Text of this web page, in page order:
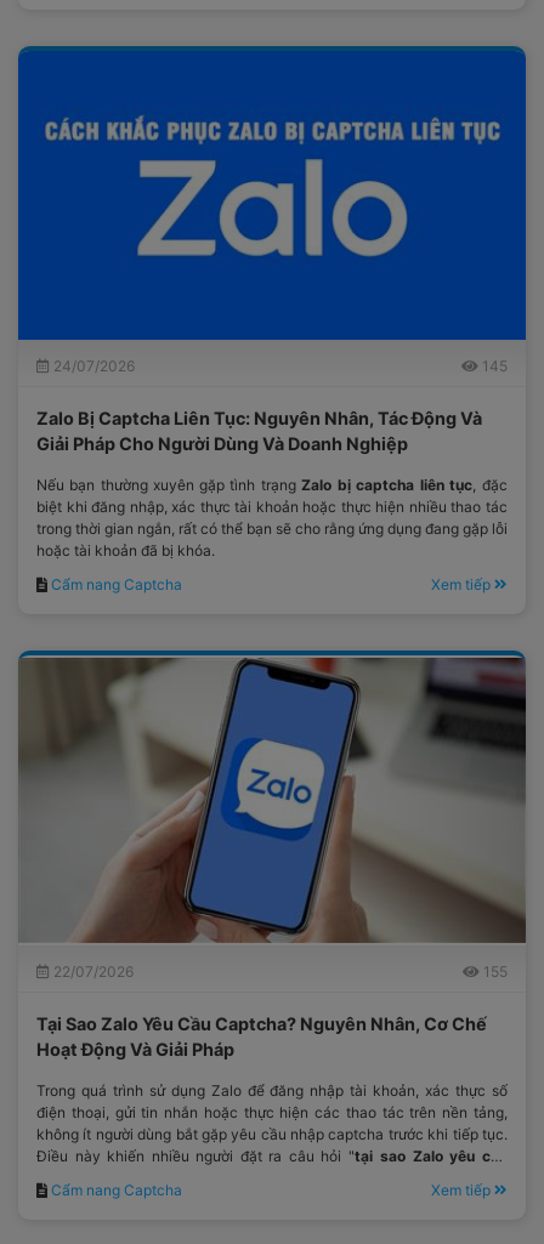
24/07/2026 145
Zalo Bị Captcha Liên Tục: Nguyên Nhân, Tác Động Và
Giải Pháp Cho Người Dùng Và Doanh Nghiệp
Nếu bạn thường xuyên gặp tình trạng Zalo bị captcha liên tục, đặc
biệt khi đăng nhập, xác thực tài khoản hoặc thực hiện nhiều thao tác
trong thời gian ngắn, rất có thể bạn sẽ cho rằng ứng dụng đang gặp lỗi
hoặc tài khoản đã bị khóa.
Cẩm nang Captcha
Xem tiếp
22/07/2026 155
Tại Sao Zalo Yêu Cầu Captcha? Nguyên Nhân, Cơ Chế
Hoạt Động Và Giải Pháp
Trong quá trình sử dụng Zalo để đăng nhập tài khoản, xác thực số
điện thoại, gửi tin nhắn hoặc thực hiện các thao tác trên nền tảng,
không ít người dùng bắt gặp yêu cầu nhập captcha trước khi tiếp tục.
Điều này khiến nhiều người đặt ra câu hỏi "tại sao Zalo yêu cầu
Cẩm nang Captcha Xem tiếp